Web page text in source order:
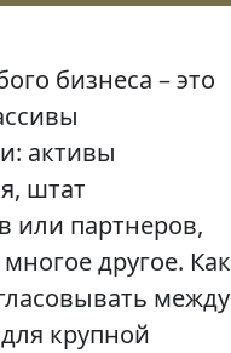
бизнеса – это
активы
штат
или партнеров,
другое. Как
между
крупной